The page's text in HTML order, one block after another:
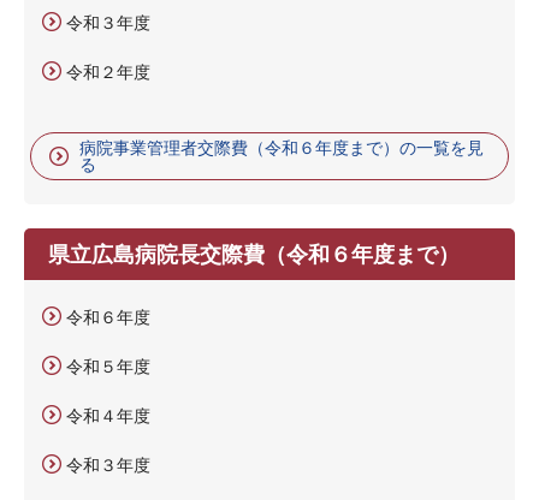
令和３年度
令和２年度
病院事業管理者交際費（令和６年度まで）の一覧を見
る
県立広島病院長交際費（令和６年度まで）
令和６年度
令和５年度
令和４年度
令和３年度